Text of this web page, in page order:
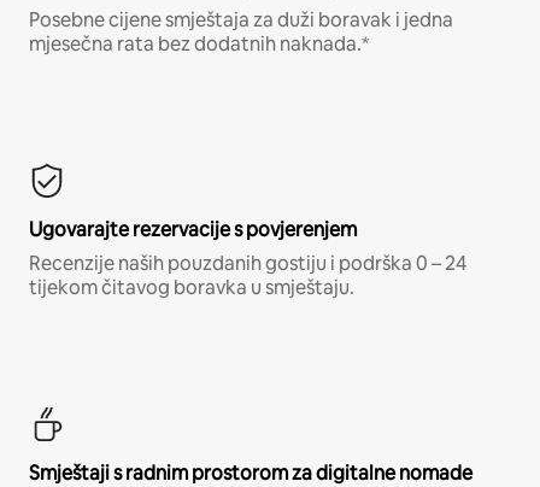
Posebne cijene smještaja za duži boravak i jedna
mjesečna rata bez dodatnih naknada.*
Ugovarajte rezervacije s povjerenjem
Recenzije naših pouzdanih gostiju i podrška 0 – 24
tijekom čitavog boravka u smještaju.
Smještaji s radnim prostorom za digitalne nomade